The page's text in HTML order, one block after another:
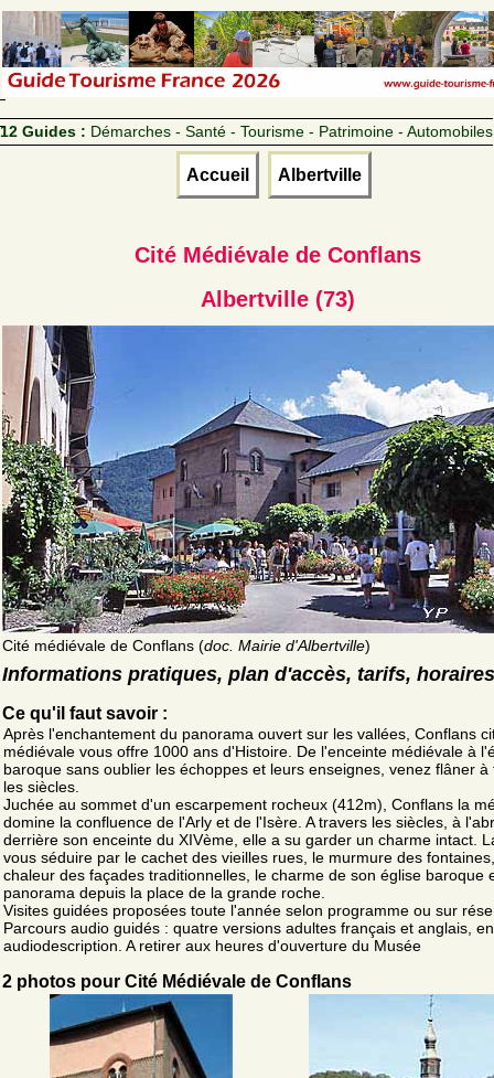
12 Guides : Démarches - Santé - Tourisme - Patrimoine - Automobiles
Accueil Albertville
Cité Médiévale de Conflans
Albertville (73)
Cité médiévale de Conflans (doc. Mairie d'Albertville)
Informations pratiques, plan d'accès, tarifs, horaires
Ce qu'il faut savoir :
Après l'enchantement du panorama ouvert sur les vallées, Conflans
médiévale vous offre 1000 ans d'Histoire. De l'enceinte médiévale à
baroque sans oublier les échoppes et leurs enseignes, venez flâner à
les siècles.
Juchée au sommet d'un escarpement rocheux (412m), Conflans la
domine la confluence de l'Arly et de l'Isère. A travers les siècles, à
derrière son enceinte du XIVème, elle a su garder un charme intact.
vous séduire par le cachet des vieilles rues, le murmure des
chaleur des façades traditionnelles, le charme de son église baroque
panorama depuis la place de la grande roche.
Visites guidées proposées toute l'année selon programme ou sur
Parcours audio guidés : quatre versions adultes français et anglais,
audiodescription. A retirer aux heures d'ouverture du Musée
2 photos pour Cité Médiévale de Conflans